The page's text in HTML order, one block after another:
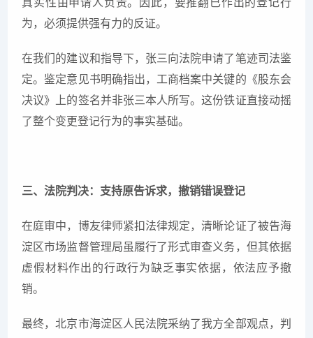
真实性由申请人负责。因此，要推翻已作出的登记行
为，必须提供强有力的反证。
在我们的建议和指导下，张三向法院申请了笔迹司法鉴
定。鉴定意见书明确指出，工商档案中关键的《股东会
决议》上的签名并非张三本人所写。这份铁证直接动摇
了整个变更登记行为的事实基础。
三、法院判决：支持原告诉求，撤销错误登记
在庭审中，博友律师紧扣法律规定，清晰论证了被告海
淀区市场监督管理局虽履行了形式审查义务，但其依据
虚假材料作出的行政行为缺乏事实依据，依法应予撤
销。
最终，北京市海淀区人民法院采纳了我方全部观点，判